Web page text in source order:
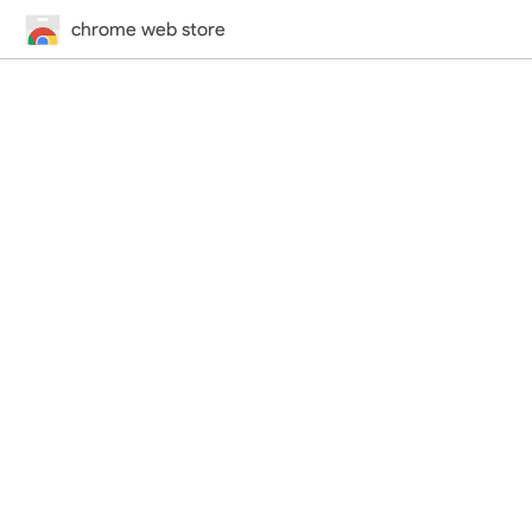
chrome web store